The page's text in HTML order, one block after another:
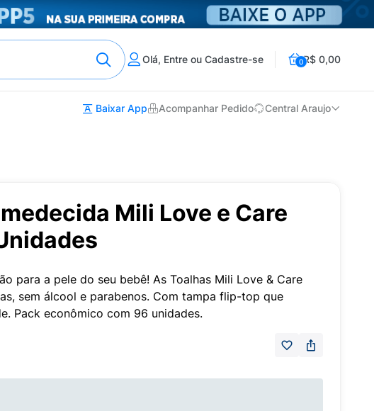
Olá, Entre ou Cadastre-se 0R$ 0,00
Baixar App Acompanhar Pedido Central Araujo
Mili Love e Care
para a pele do seu bebê! As Toalhas Mili Love & Care
sem álcool e parabenos. Com tampa flip-top que
Pack econômico com 96 unidades.